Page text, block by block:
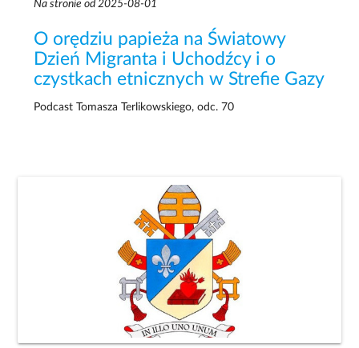
Na stronie od 2025-08-01
O orędziu papieża na Światowy
Dzień Migranta i Uchodźcy i o
czystkach etnicznych w Strefie Gazy
Podcast Tomasza Terlikowskiego, odc. 70